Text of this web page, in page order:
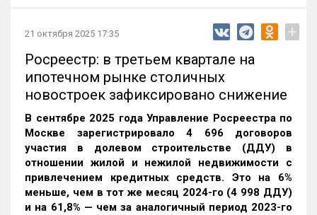
21 октября 2025 17:35 +
Росреестр: в третьем квартале на
ипотечном рынке столичных
новостроек зафиксировано снижение
В сентябре 2025 года Управление Росреестра по
Москве зарегистрировало 4 696 договоров
участия в долевом строительстве (ДДУ) в
отношении жилой и нежилой недвижимости с
привлечением кредитных средств. Это на 6%
меньше, чем в тот же месяц 2024-го (4 998 ДДУ)
и на 61,8% — чем за аналогичный период 2023-го